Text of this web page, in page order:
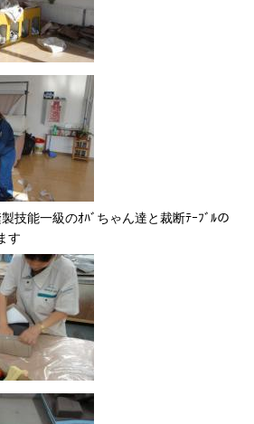
技能一級のｵﾊﾞちゃん達と裁断ﾃｰﾌﾞﾙの
す